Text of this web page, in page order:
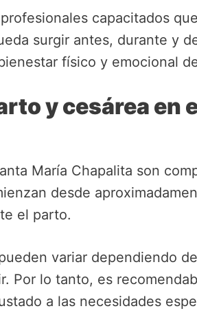
capacitados
surgir antes, durante y
físico y emocional
y cesárea en
María Chapalita son
desde
el parto.
variar dependiendo
Por lo tanto, es
a las necesidades